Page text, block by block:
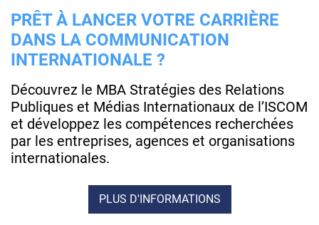
PRÊT À LANCER VOTRE CARRIÈRE
DANS LA COMMUNICATION
INTERNATIONALE ?
Découvrez le MBA Stratégies des Relations
Publiques et Médias Internationaux de l’ISCOM
et développez les compétences recherchées
par les entreprises, agences et organisations
internationales.
PLUS D'INFORMATIONS